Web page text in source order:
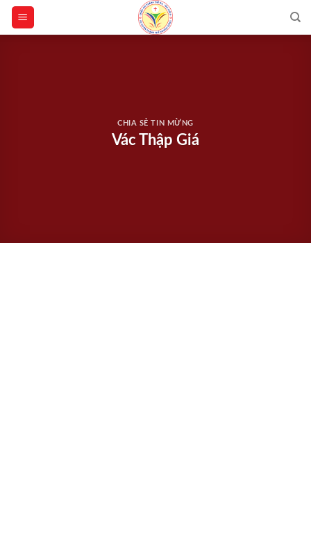
Skip
CHIA SẺ TIN MỪNG
Vác Thập Giá